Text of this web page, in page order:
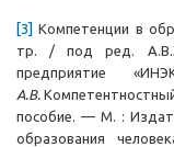
[3] Компетенции в
тр. / под ред.
предприятие
А.В.
пособие. — М. :
образования